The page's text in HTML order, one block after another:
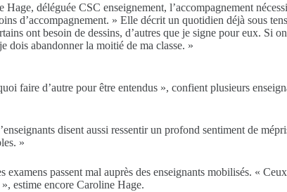
déléguée CSC enseignement, l’accompagnement
d’accompagnement. » Elle décrit un quotidien déjà sous
ont besoin de dessins, d’autres que je signe pour eux. Si
dois abandonner la moitié de ma classe. »
faire d’autre pour être entendus », confient plusieurs
disent aussi ressentir un profond sentiment de
»
examens passent mal auprès des enseignants mobilisés. «
estime encore Caroline Hage.